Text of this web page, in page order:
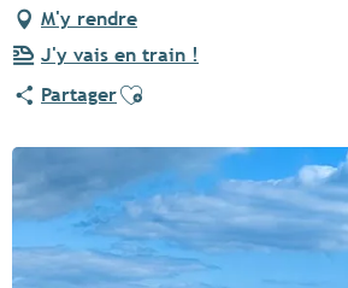
M'y rendre
J'y vais en train !
PartagerAjouter aux favoris